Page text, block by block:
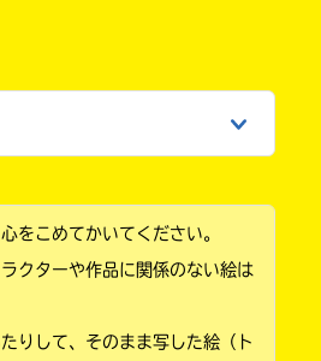
をこめてかいてください。
クターや作品に関係のない絵は
りして、そのまま写した絵（ト